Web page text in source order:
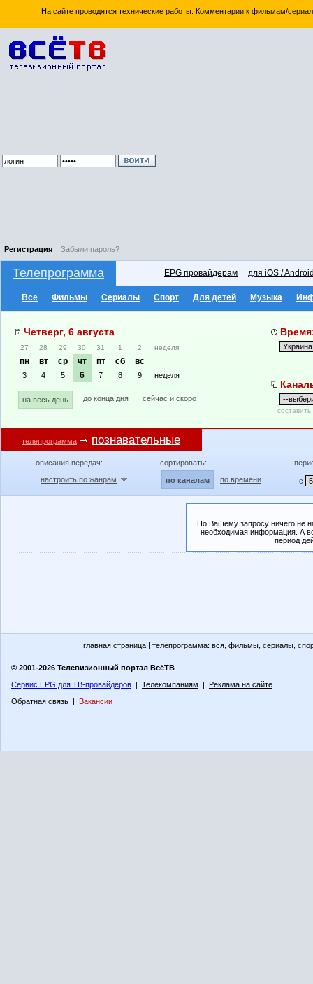
На сайте проводятся технические работы. Комментарии к фильмам/
Регистрация Забыли пароль?
Телепрограмма EPG провайдерам для iOS /
Все Фильмы Сериалы Спорт Для детей Музыка
Четверг, 6 августа
27 28 29 30 31 1 2 неделя
пн вт ср чт пт сб вс
3 4 5 6 7 8 9 неделя
на весь день до конца дня сейчас и скоро
телепрограмма познавательные
описания передач:
настроить по жанрам
сортировать:
по каналам по времени с
По Вашему запросу ничего не
необходимая информация. А
период
главная страница | телепрограмма: вся фильмы сериалы
© 2001-2026 Телевизионный портал ВсёТВ
Сервис EPG для ТВ-провайдеров | Телекомпаниям | Реклама на сайте
Обратная связь | Вакансии